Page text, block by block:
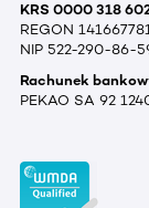
KRS 0000 318
REGON
NIP 522-290-86-
Rachunek
PEKAO SA 92